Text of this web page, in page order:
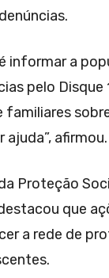
informar a
pelo Disque
familiares
afirmou.
Proteção
que
a rede de